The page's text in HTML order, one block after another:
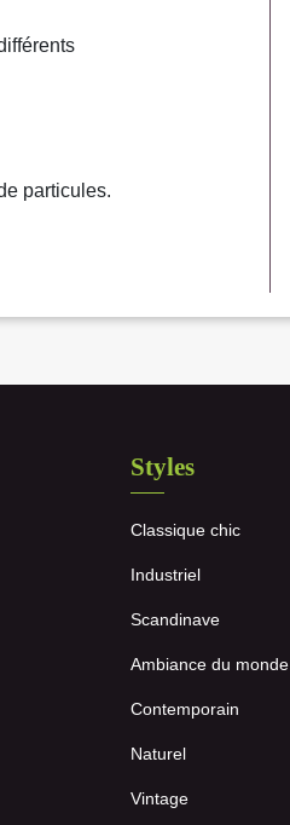
particules.
Styles
Classique chic
Industriel
Scandinave
Ambiance du monde
Contemporain
Naturel
Vintage